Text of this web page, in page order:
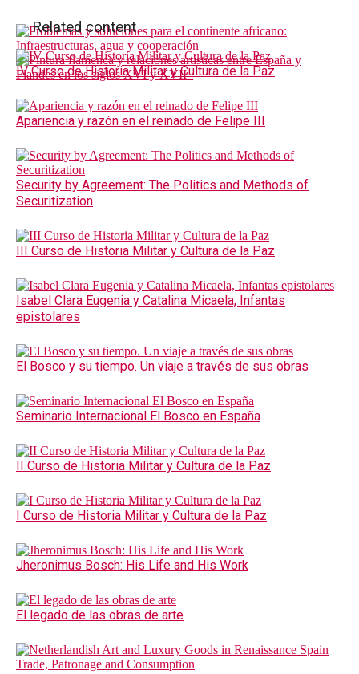
Related content
IV Curso de Historia Militar y Cultura de la Paz
Apariencia y razón en el reinado de Felipe III
Security by Agreement: The Politics and Methods of
Securitization
III Curso de Historia Militar y Cultura de la Paz
Isabel Clara Eugenia y Catalina Micaela, Infantas
epistolares
El Bosco y su tiempo. Un viaje a través de sus obras
Seminario Internacional El Bosco en España
II Curso de Historia Militar y Cultura de la Paz
I Curso de Historia Militar y Cultura de la Paz
Jheronimus Bosch: His Life and His Work
El legado de las obras de arte